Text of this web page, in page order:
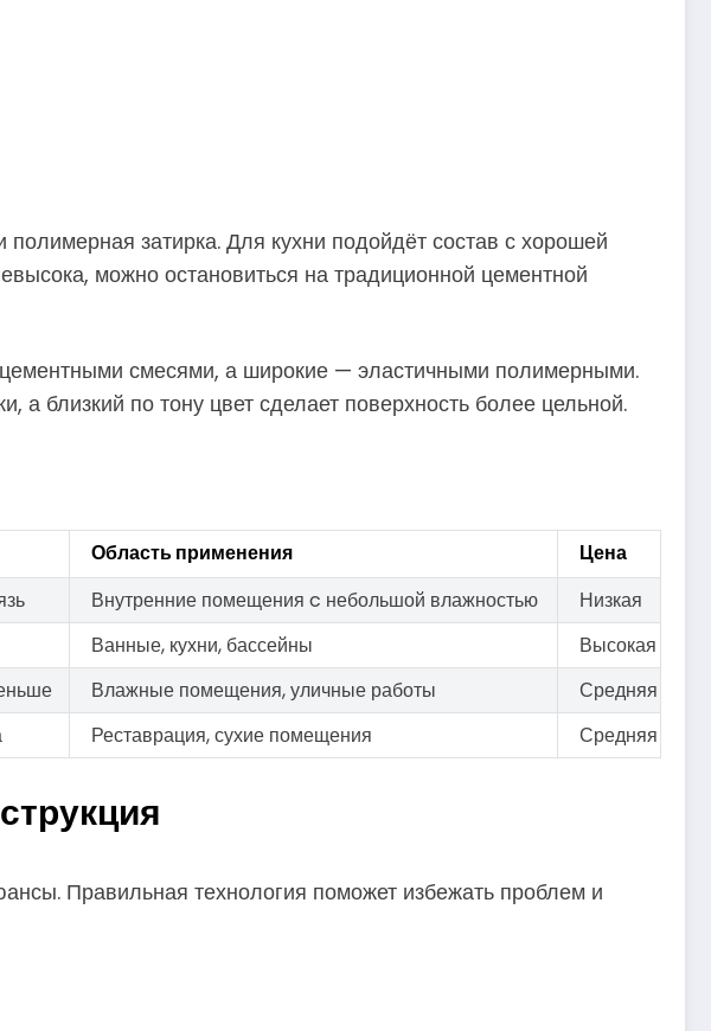
затирка. Для кухни подойдёт состав с хорошей
можно остановиться на традиционной цементной
смесями, а широкие — эластичными полимерными.
а близкий по тону цвет сделает поверхность более цельной.
Область применения
Цена
Внутренние помещения c небольшой влажностью
Низкая
Ванные, кухни, бассейны
Высокая
Влажные помещения, уличные работы
Средняя
Реставрация, сухие помещения Средняя
Правильная технология поможет избежать проблем и